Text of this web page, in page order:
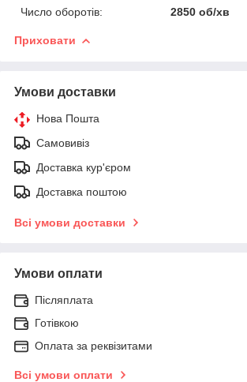
Число оборотів:
2850 об/хв
Приховати
Умови доставки
Нова Пошта
Самовивіз
Доставка кур'єром
Доставка поштою
Всі умови доставки
Умови оплати
Післяплата
Готівкою
Оплата за реквізитами
Всі умови оплати